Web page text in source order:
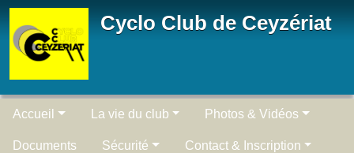
Cyclo Club de Ceyzériat
Accueil La vie du club Photos & Vidéos
Documents Sécurité Contact & Inscription
Panneau de gestion des cookies